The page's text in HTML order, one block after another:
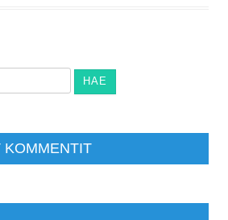
KOMMENTIT